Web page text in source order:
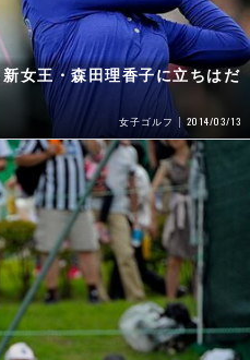
女王・森田理香子に立ちはだ
女子ゴルフ 2014/03/13